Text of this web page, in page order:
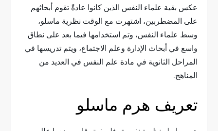
عكس بقية علماء النفس الذين كانوا عادةً تقوم أبحاثهم
على المضطربين، اشتهرت مع الوقت نظرية ماسلو،
وسط علماء النفس، وتم استخدامها فيما بعد على نطاق
واسع في أبحاث الإدارة وعلم الاجتماع، ويتم تدريسها في
المراحل الثانوية في مادة علم النفس في العديد من
المناهج.
تعريف هرم ماسلو